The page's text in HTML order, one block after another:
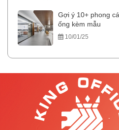
Gợi ý 10+ phong
ống kèm mẫu
10/01/25
.